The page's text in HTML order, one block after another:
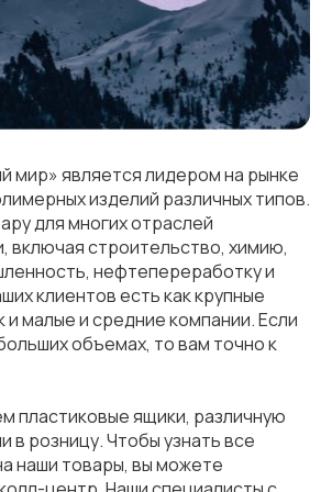
мир» является лидером на рынке
изделий различных типов.
для многих отраслей
включая строительство, химию,
нефтепереработку и
клиентов есть как крупные
и малые и средние компании. Если
объемах, то вам точно к
пластиковые ящики, различную
в розницу. Чтобы узнать все
наши товары, вы можете